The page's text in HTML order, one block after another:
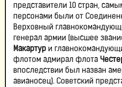
представители 10 стран,
персонами были от
Верховный
генерал армии (высшее
Макартур и
флотом адмирал флота
впоследствии был назван
авианосец). Советский